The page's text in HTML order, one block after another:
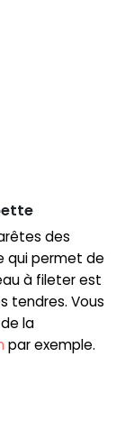
des
qui permet de
à fileter est
tendres. Vous
la
par exemple.